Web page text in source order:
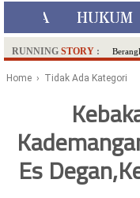
HUKUM
RUNNING STORY :
SDN
Tikar
Home › Tidak Ada Kategori
Es